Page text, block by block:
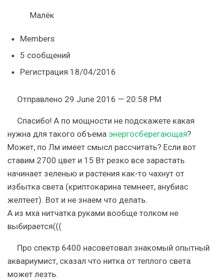
Малёк
Members
5 сообщений
Регистрация 18/04/2016
Отправлено 29 June 2016 — 20:58 PM
Спасибо! А по мощности не подскажете какая
нужна для такого объема энергосберегающая?
Может, по Лм имеет смысл рассчитать? Если вот
ставим 2700 цвет и 15 Вт резко все зарастать
начинает зеленью и растения как-то чахнут от
избытка света (криптокарина темнеет, анубиас
желтеет). Вот и не знаем что делать.
А из мха нитчатка руками вообще толком не
выбирается(((
Про спектр 6400 насоветовал знакомый опытный
аквариумист, сказал что нитка от теплого света
может лезть.